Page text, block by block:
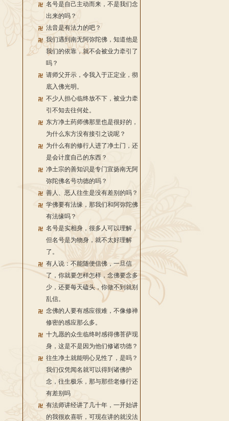
名号是自己主动而来，不是我们念
出来的吗？
法音是有法力的吧？
我们遇到南无阿弥陀佛，知道他是
我们的依靠，就不会被业力牵引了
吗？
请师父开示，令我入于正定业，彻
底入佛光明。
不少人担心临终放不下，被业力牵
引不知去往何处。
东方净土药师佛那里也是很好的，
为什么东方没有接引之说呢？
为什么有的修行人进了净土门，还
是会计度自己的东西？
净土宗的善知识是专门宣扬南无阿
弥陀佛名号功德的吗？
善人、恶人往生是没有差别的吗？
学佛要有法缘，那我们和阿弥陀佛
有法缘吗？
名号是实相身，很多人可以理解，
但名号是为物身，就不太好理解
了。
有人说：不能随便信佛，一旦信
了，你就要怎样怎样，念佛要念多
少，还要每天磕头，你做不到就别
乱信。
念佛的人要有感应很难，不像修禅
修密的感应那么多。
十九愿的众生临终时感得佛菩萨现
身，这是不是因为他们修诸功德？
往生净土就能明心见性了，是吗？
我们仅凭闻名就可以得到诸佛护
念，往生极乐，那与那些老修行还
有差别吗
有法师讲经讲了几十年，一开始讲
的我很欢喜听，可现在讲的就没法